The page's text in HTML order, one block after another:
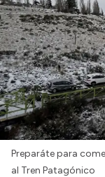
Preparáte para
al Tren Patagónico